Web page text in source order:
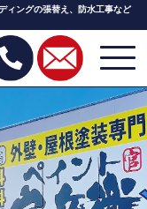
ィングの張替え、防水工事など